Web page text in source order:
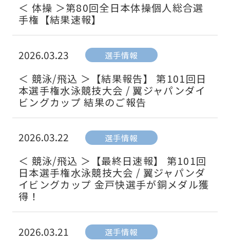
＜ 体操 ＞第80回全日本体操個人総合選
手権【結果速報】
2026.03.23 選手情報
＜ 競泳/飛込 ＞【結果報告】 第101回日
本選手権水泳競技大会 / 翼ジャパンダイ
ビングカップ 結果のご報告
2026.03.22 選手情報
＜ 競泳/飛込 ＞【最終日速報】 第101回
日本選手権水泳競技大会 / 翼ジャパンダ
イビングカップ 金戸快選手が銅メダル獲
得！
2026.03.21 選手情報